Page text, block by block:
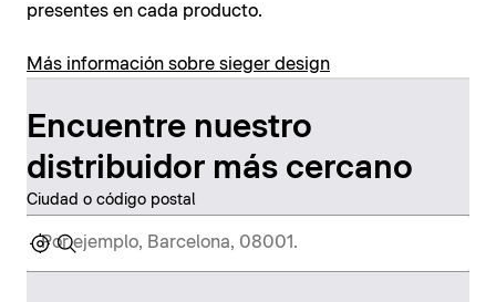
presentes en cada producto.
Más información sobre sieger design
Encuentre nuestro
distribuidor más cercano
Ciudad o código postal